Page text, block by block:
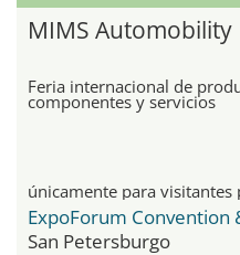
MIMS Automobility
Feria internacional de
componentes y servicios
únicamente para visitantes
ExpoForum Convention
San Petersburgo